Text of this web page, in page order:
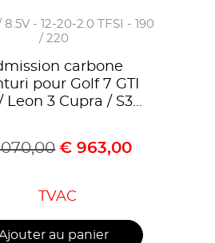
8.5V - 12-20-2.0 TFSI - 190
/ 220
carbone
pour Golf 7 GTI
Leon 3 Cupra / S3
€ 963,00
TVAC
au panier